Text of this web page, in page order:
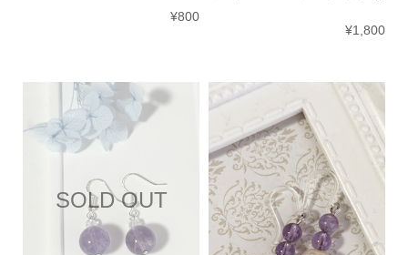
¥800
¥1,800
SOLD OUT